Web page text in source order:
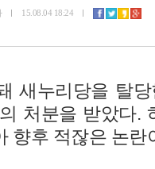
15.08.04 18:24
새누리당을 탈
처분을 받았다.
향후 적잖은 논란